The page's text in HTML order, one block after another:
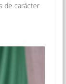
de carácter